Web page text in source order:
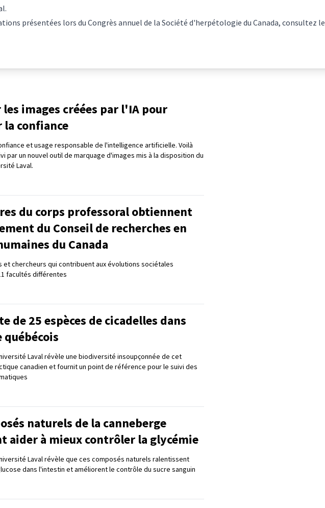
présentées lors du Congrès annuel de la Société d'herpétologie du Canada, consultez le
images créées par l'IA pour
la confiance
et usage responsable de l'intelligence artificielle. Voilà
par un nouvel outil de marquage d'images mis à la disposition du
Laval.
du corps professoral obtiennent
du Conseil de recherches en
du Canada
et chercheurs qui contribuent aux évolutions sociétales
facultés différentes
de 25 espèces de cicadelles dans
Laval révèle une biodiversité insoupçonnée de cet
canadien et fournit un point de référence pour le suivi des
naturels de la canneberge
aider à mieux contrôler la glycémie
Laval révèle que ces composés naturels ralentissent
dans l'intestin et améliorent le contrôle du sucre sanguin